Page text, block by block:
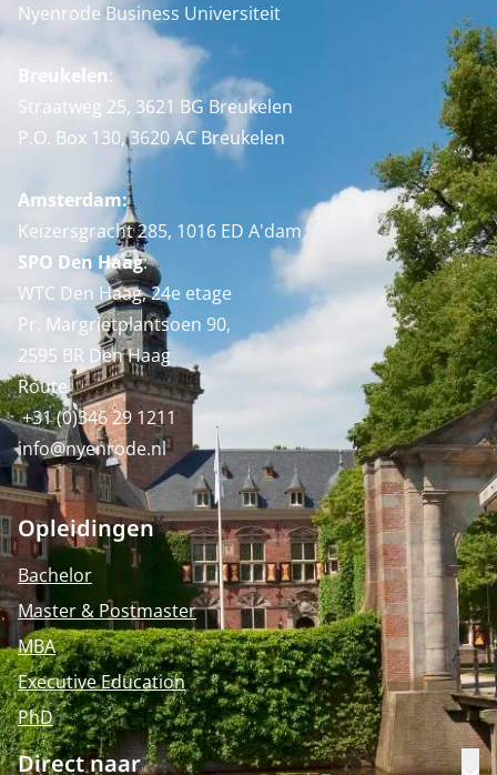
Nyenrode Business Universiteit
Breukelen:
Straatweg 25, 3621 BG Breukelen
P.O. Box 130, 3620 AC Breukelen
Amsterdam:
Keizersgracht 285, 1016 ED A'dam
SPO Den Haag:
WTC Den Haag, 24e etage
Pr. Margrietplantsoen 90,
2595 BR Den Haag
Route
+31 (0)346 29 1211
info@nyenrode.nl
Opleidingen
Bachelor
Master & Postmaster
MBA
Executive Education
PhD
Direct naar